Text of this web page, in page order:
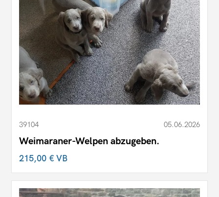
39104 05.06.2026
Weimaraner-Welpen abzugeben.
215,00 €VB